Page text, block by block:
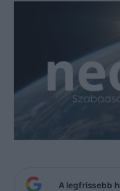
A legfrissebb